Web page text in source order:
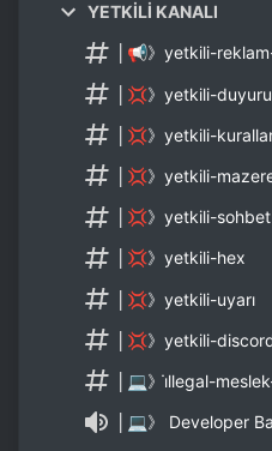
YETKİLİ KANALI
│📢》yetkili-
│💢》yetkili-duyuru
│💢》yetkili-
│💢》yetkili-
│💢》yetkili-sohbet
│💢》yetkili-hex
│💢》yetkili-uyarı
│💢》yetkili-
│💻》i̇llegal-
│💻》 Developer